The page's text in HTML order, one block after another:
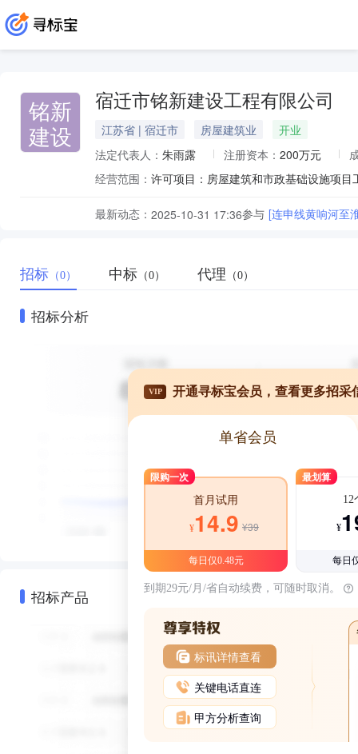
铭新
建设
宿迁市铭新建设工程有限公司
江苏省 | 宿迁市 房屋建筑业
开业
法定代表人： 朱雨露 注册资本： 200万元
经营范围：
最新动态： 2025-10-31 17:36参与 [连申线黄响河至
招标 （0） 中标 （0） 代理 （0）
招标分析
招标产品
VIP 开通寻标宝会员，查看更多招采
单省会员
限购一次
首月试用
¥14.9 ¥39
每日仅0.48元
最划算
12
¥
每日
到期29元/月/省自动续费，可随时取消。
标讯详情查看
关键电话直连
甲方分析查询